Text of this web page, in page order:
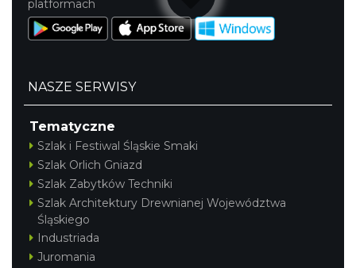
platformach
NASZE SERWISY
Tematyczne
Szlak i Festiwal Śląskie Smaki
Szlak Orlich Gniazd
Szlak Zabytków Techniki
Szlak Architektury Drewnianej Województwa
Śląskiego
Industriada
Juromania